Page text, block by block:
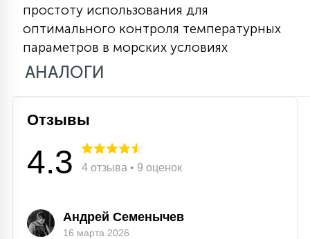
С УПРАВЛЕНИЕМ
АКСЕССУАРЫ
простоту использования для
оптимального контроля температурных
параметров в морских условиях
АНАЛОГИ
Отзывы
4.3 4 отзыва • 9 оценок
Андрей Семенычев
16 марта 2026